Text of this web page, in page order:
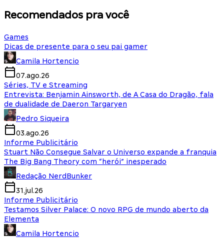
Recomendados pra você
Games
Dicas de presente para o seu pai gamer
Camila Hortencio
07.ago.26
Séries, TV e Streaming
Entrevista: Benjamin Ainsworth, de A Casa do Dragão, fala
de dualidade de Daeron Targaryen
Pedro Siqueira
03.ago.26
Informe Publicitário
Stuart Não Consegue Salvar o Universo expande a franquia
The Big Bang Theory com “herói” inesperado
Redação NerdBunker
31.jul.26
Informe Publicitário
Testamos Silver Palace: O novo RPG de mundo aberto da
Elementa
Camila Hortencio